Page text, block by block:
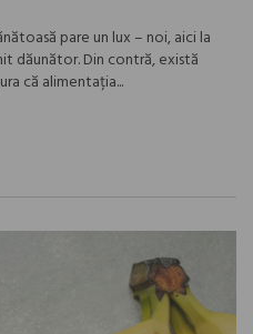
pare un lux – noi, aici la
dăunător. Din contră, există
că alimentația...